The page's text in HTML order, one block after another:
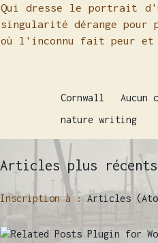
Qui dresse le portrait
singularité dérange
où l'inconnu fait peur et
Cornwall
Aucun
nature writing
Articles plus récents
Inscription à :Articles